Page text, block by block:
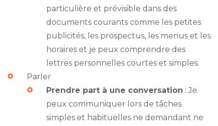
particulière et prévisible dans des
documents courants comme les petites
publicités, les prospectus, les menus et les
horaires et je peux comprendre des
lettres personnelles courtes et simples.
Parler
Prendre part à une conversation : Je
peux communiquer lors de tâches
simples et habituelles ne demandant ne